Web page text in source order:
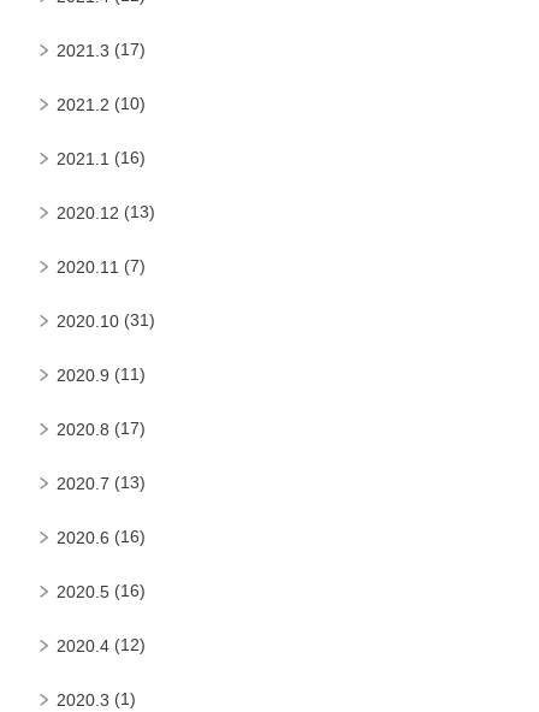
2021.3 (17)
2021.2 (10)
2021.1 (16)
2020.12 (13)
2020.11 (7)
2020.10 (31)
2020.9 (11)
2020.8 (17)
2020.7 (13)
2020.6 (16)
2020.5 (16)
2020.4 (12)
2020.3 (1)